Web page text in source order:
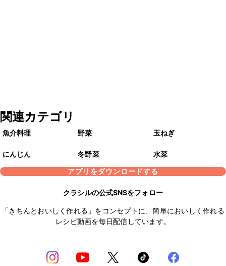
関連カテゴリ
魚介料理 野菜 玉ねぎ
にんじん 冬野菜
水菜
アプリをダウンロードする
クラシルの公式SNSをフォロー
「きちんとおいしく作れる」をコンセプトに、簡単においしく作れる
レシピ動画を毎日配信しています。